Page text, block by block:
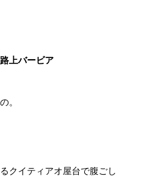
上バービア
。
クイティアオ屋台で腹ごし